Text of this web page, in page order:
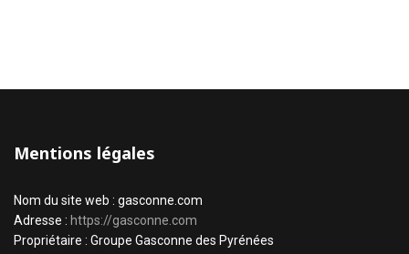
Mentions légales
Nom du site web : gasconne.com
Adresse : https://gasconne.com
Propriétaire : Groupe Gasconne des Pyrénées